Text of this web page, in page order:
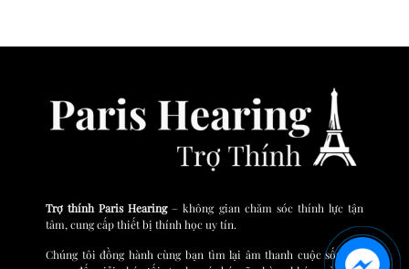
Trợ thính Paris Hearing– không gian chăm sóc thính lực tận
tâm, cung cấp thiết bị thính học uy tín.
Chúng tôi đồng hành cùng bạn tìm lại âm thanh cuộc sống và